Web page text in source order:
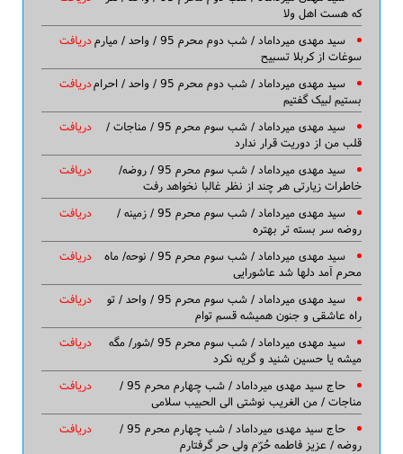
که هست اهل ولا
دریافت سید مهدی میرداماد / شب دوم محرم 95 / واحد / میارم
سوغات از کربلا تسبیح
دریافتسید مهدی میرداماد / شب دوم محرم 95 / واحد / احرام
بستیم لبیک گفتیم
دریافت
سید مهدی میرداماد / شب سوم محرم 95 / مناجات /
قلب من از دوریت قرار ندارد
دریافت
سید مهدی میرداماد / شب سوم محرم 95 / روضه/
خاطرات زیارتی هر چند از نظر غالبا نخواهد رفت
دریافت
سید مهدی میرداماد / شب سوم محرم 95 / زمینه /
روضه سر بسته تر بهتره
دریافت
سید مهدی میرداماد / شب سوم محرم 95 / نوحه/ ماه
محرم آمد دلها شد عاشورایی
دریافت
سید مهدی میرداماد / شب سوم محرم 95 / واحد / تو
راه عاشقی و جنون همیشه قسم توام
دریافت
سید مهدی میرداماد / شب سوم محرم 95 /شور/ مگه
میشه یا حسین شنید و گریه نکرد
دریافت
حاج سید مهدی میرداماد / شب چهارم محرم 95 /
مناجات / من الغریب نوشتی الی الحبیب سلامی
دریافت
حاج سید مهدی میرداماد / شب چهارم محرم 95 /
روضه / عزیز فاطمه حُرّم ولی حر گرفتارم